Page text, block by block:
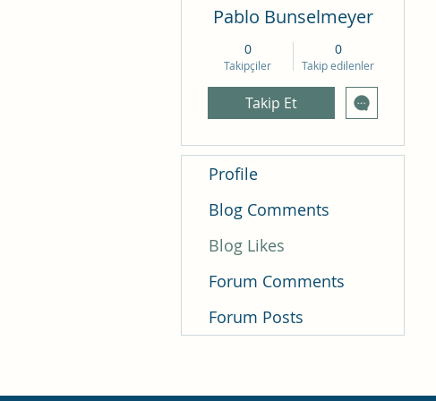
Pablo Bunselmeyer
0
Takipçiler
0
Takip edilenler
Takip Et
Profile
Blog Comments
Blog Likes
Forum Comments
Forum Posts